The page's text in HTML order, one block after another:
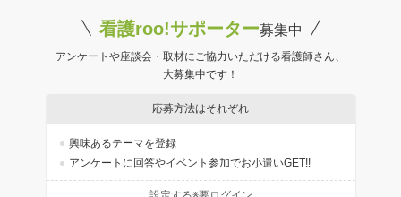
看護roo!サポーター募集中
アンケートや座談会・取材にご協力いただける看護師さん、
大募集中です！
応募方法はそれぞれ
興味あるテーマを登録
アンケートに回答やイベント参加でお小遣いGET!!